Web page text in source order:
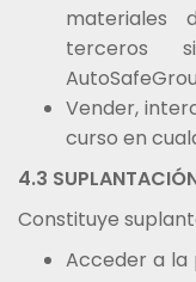
materiales
terceros
Vender,
curso en
4.3
Constituye
Acceder a